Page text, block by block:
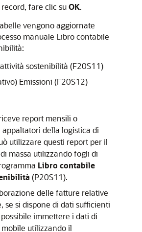
fare clic suOK.
vengono aggiornate
manuale Libro contabile
sostenibilità (F20S11)
Emissioni (F20S12)
report mensili o
della logistica di
utilizzare questi report per il
massa utilizzando fogli di
Libro contabile
(P20S11).
delle fatture relative
se si dispone di dati sufficienti
immettere i dati di
utilizzando il